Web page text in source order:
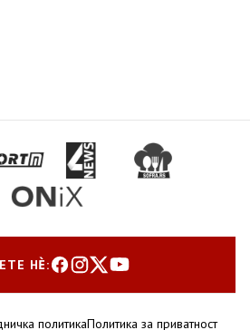
НЀ:
политикаПолитика за приватност